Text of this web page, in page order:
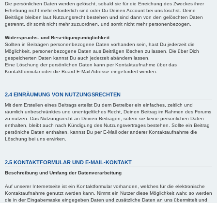
Die persönlichen Daten werden gelöscht, sobald sie für die Erreichung des Zweckes ihrer
Erhebung nicht mehr erforderlich sind oder Du Deinen Account bei uns löschst. Deine
Beiträge bleiben laut Nutzungsrecht bestehen und sind dann von den gelöschten Daten
getrennt, dir somit nicht mehr zuzuordnen, und somit nicht mehr personenbezogen.
Widerspruchs- und Beseitigungsmöglichkeit
Sollten in Beiträgen personenbezogene Daten vorhanden sein, hast Du jederzeit die
Möglichkeit, personenbezogene Daten aus Beiträgen löschen zu lassen. Die über Dich
gespeicherten Daten kannst Du auch jederzeit abändern lassen.
Eine Löschung der persönlichen Daten kann per Kontaktaufnahme über das
Kontaktformular oder die Board E-Mail Adresse eingefordert werden.
2.4 EINRÄUMUNG VON NUTZUNGSRECHTEN
Mit dem Erstellen eines Beitrags erteilst Du dem Betreiber ein einfaches, zeitlich und
räumlich unbeschränktes und unentgeltliches Recht, Deinen Beitrag im Rahmen des Forums
zu nutzen. Das Nutzungsrecht an Deinen Beiträgen, sofern sie keine persönlichen Daten
enthalten, bleibt auch nach Kündigung des Nutzungsvertrages bestehen. Sollte ein Beitrag
persöniche Daten enthalten, kannst Du per E-Mail oder anderer Kontaktaufnahme die
Löschung bei uns erwirken.
2.5 KONTAKTFORMULAR UND E-MAIL-KONTAKT
Beschreibung und Umfang der Datenverarbeitung
Auf unserer Internetseite ist ein Kontaktformular vorhanden, welches für die elektronische
Kontaktaufnahme genutzt werden kann. Nimmt ein Nutzer diese Möglichkeit wahr, so werden
die in der Eingabemaske eingegeben Daten und zusätzliche Daten an uns übermittelt und